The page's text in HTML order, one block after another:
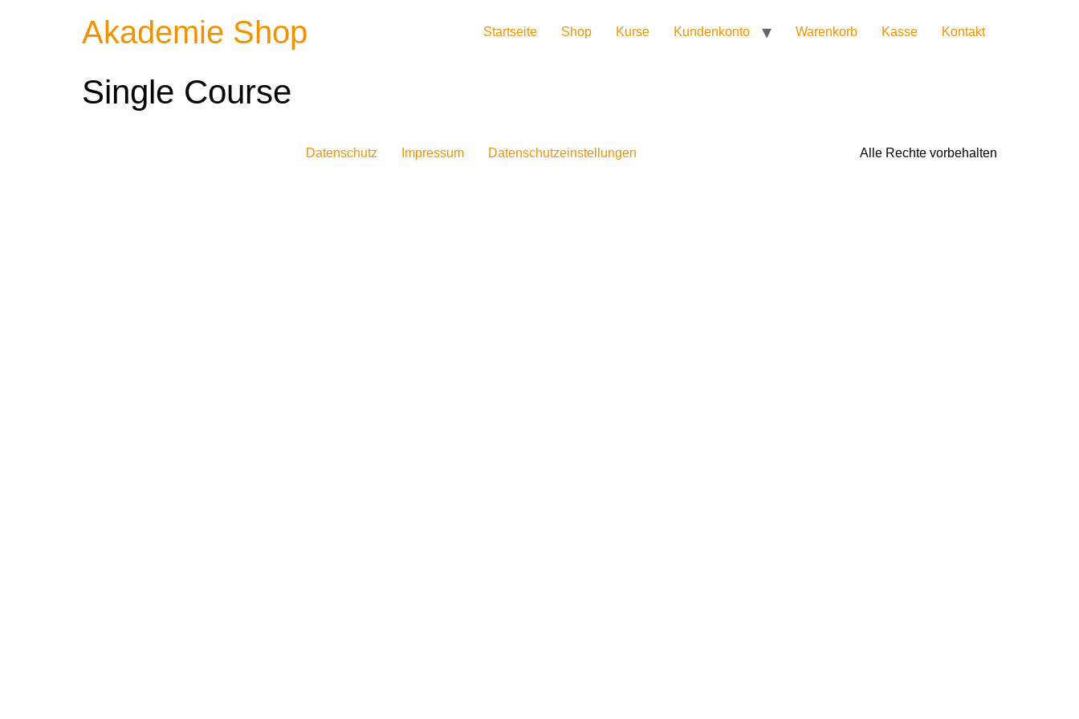
Akademie Shop Startseite Shop Kurse Kundenkonto Warenkorb Kasse Kontakt
Single Course
Datenschutz Impressum Datenschutzeinstellungen Alle Rechte vorbehalten